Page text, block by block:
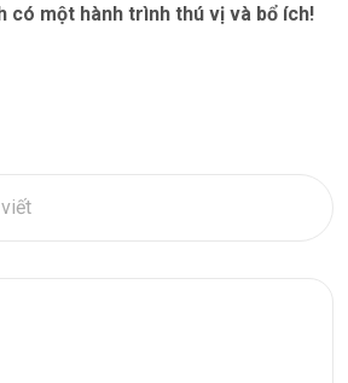
có một hành trình thú vị và bổ ích!